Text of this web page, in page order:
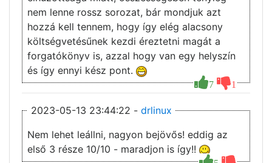
7 1
nem lenne rossz sorozat, bár mondjuk azt
hozzá kell tennem, hogy így elég alacsony
költségvetésűnek kezdi éreztetni magát a
forgatókönyv is, azzal hogy van egy helyszín
és így ennyi kész pont.
2023-05-13 23:44:22 - drlinux
Nem lehet leállni, nagyon bejövős! eddig az
első 3 része 10/10 - maradjon is így!!